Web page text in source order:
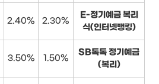
2.40% 2.30%
E-정기예금 복리
식(인터넷뱅킹)
3.50% 1.50%
SB톡톡 정기예금
(복리)